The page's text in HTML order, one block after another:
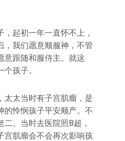
起初一年一直怀不上，
，我们愿意顺服神，不管
意跟随和服侍主。就这
孩子。
太太当时有子宫肌瘤，是
的怜悯孩子平安顺产。不
。当时去医院照B超，
宫肌瘤会不会再次影响孩